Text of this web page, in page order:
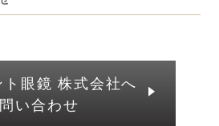
ト眼鏡 株式会社へ
問い合わせ